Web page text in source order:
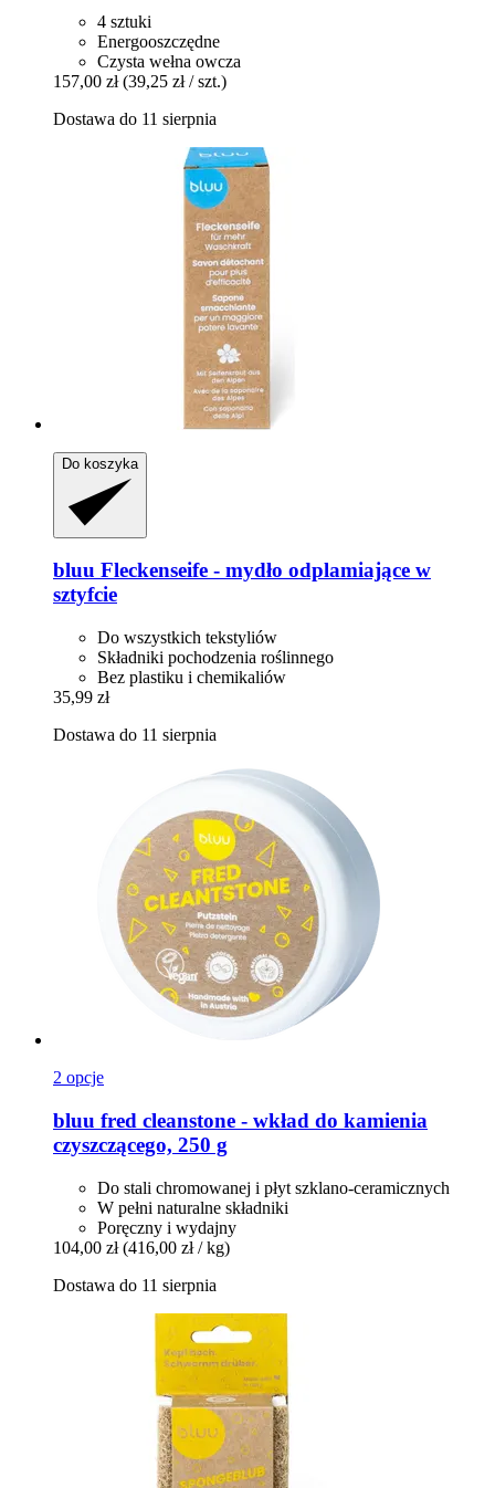
4 sztuki
Energooszczędne
Czysta wełna owcza
157,00 zł (39,25 zł / szt.)
Dostawa do 11 sierpnia
Do koszyka
bluu Fleckenseife -​ mydło odplamiające w
sztyfcie
Do wszystkich tekstyliów
Składniki pochodzenia roślinnego
Bez plastiku i chemikaliów
35,99 zł
Dostawa do 11 sierpnia
2 opcje
bluu fred cleanstone -​ wkład do kamienia
czyszczącego, 250 g
Do stali chromowanej i płyt szklano-ceramicznych
W pełni naturalne składniki
Poręczny i wydajny
104,00 zł (416,00 zł / kg)
Dostawa do 11 sierpnia